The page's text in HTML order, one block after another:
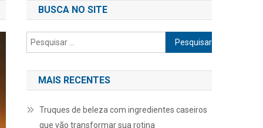
BUSCA NO SITE
Pesquisar
por:
MAIS RECENTES
Truques de beleza com ingredientes caseiros
que vão transformar sua rotina